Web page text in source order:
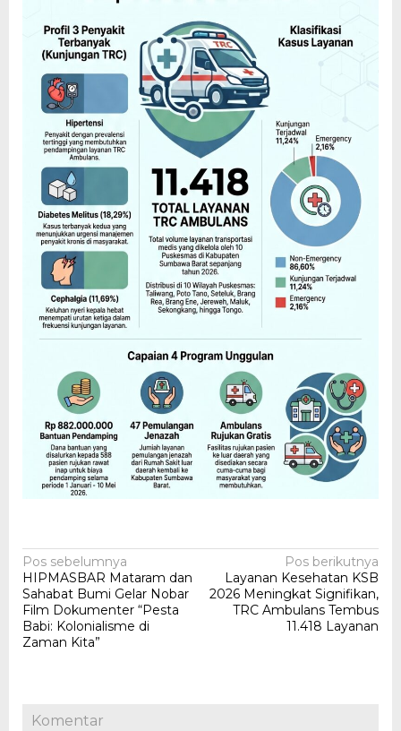
Navigasi
pos
Pos sebelumnya
HIPMASBAR Mataram dan
Sahabat Bumi Gelar Nobar
Film Dokumenter “Pesta
Babi: Kolonialisme di
Zaman Kita”
Pos berikutnya
Layanan Kesehatan KSB
2026 Meningkat Signifikan,
TRC Ambulans Tembus
11.418 Layanan
Komentar